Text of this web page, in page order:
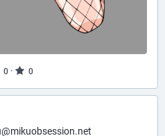
0 · 0